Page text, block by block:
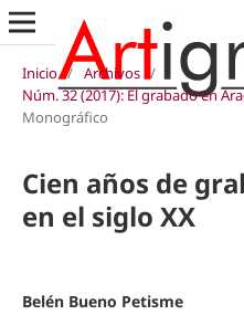
Inicio / Archivos /
Núm. 32 (2017): El grabado en
Monográfico
Cien años de
en el siglo XX
Belén Bueno Petisme